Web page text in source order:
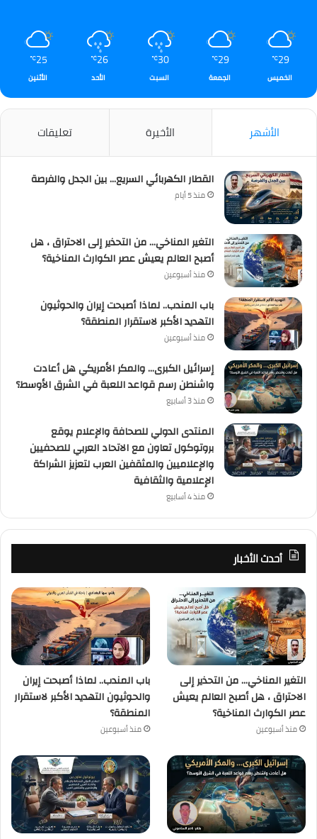
29
℃
الخميس
29
℃
الجمعة
30
℃
السبت
26
℃
الأحد
25
℃
الأثنين
الأشهر الأخيرة تعليقات
القطار الكهربائي السريع… بين الجدل والفرصة
منذ 5 أيام
التغير المناخي… من التحذير إلى الاحتراق ، هل
أصبح العالم يعيش عصر الكوارث المناخية؟
منذ أسبوعين
باب المندب.. لماذا أصبحت إيران والحوثيون
التهديد الأكبر لاستقرار المنطقة؟
منذ أسبوعين
إسرائيل الكبرى… والمكر الأمريكي هل أعادت
واشنطن رسم قواعد اللعبة في الشرق الأوسط؟
منذ 3 أسابيع
المنتدى الدولي للصحافة والإعلام يوقع
بروتوكول تعاون مع الاتحاد العربي للصحفيين
والإعلاميين والمثقفين العرب لتعزيز الشراكة
الإعلامية والثقافية
منذ 4 أسابيع
أحدث الأخبار
التغير المناخي… من التحذير إلى
الاحتراق ، هل أصبح العالم يعيش
عصر الكوارث المناخية؟
منذ أسبوعين
باب المندب.. لماذا أصبحت إيران
والحوثيون التهديد الأكبر لاستقرار
المنطقة؟
منذ أسبوعين